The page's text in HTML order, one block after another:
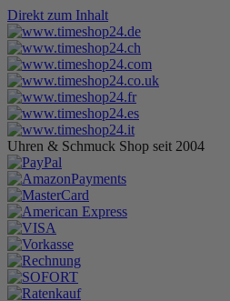
Direkt zum Inhalt
Uhren & Schmuck Shop seit 2004